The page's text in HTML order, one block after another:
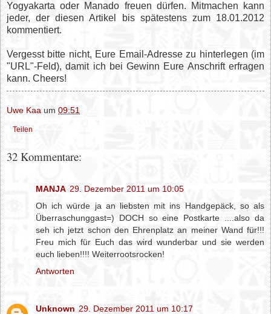
Yogyakarta oder Manado freuen dürfen. Mitmachen kann
jeder, der diesen Artikel bis spätestens zum 18.01.2012
kommentiert.
Vergesst bitte nicht, Eure Email-Adresse zu hinterlegen (im
"URL"-Feld), damit ich bei Gewinn Eure Anschrift erfragen
kann. Cheers!
Uwe Kaa um 09:51
Teilen
32 Kommentare:
MANJA 29. Dezember 2011 um 10:05
Oh ich würde ja an liebsten mit ins Handgepäck, so als
Überraschunggast=) DOCH so eine Postkarte ....also da
seh ich jetzt schon den Ehrenplatz an meiner Wand für!!!
Freu mich für Euch das wird wunderbar und sie werden
euch lieben!!!! Weiterrootsrocken!
Antworten
Unknown 29. Dezember 2011 um 10:17